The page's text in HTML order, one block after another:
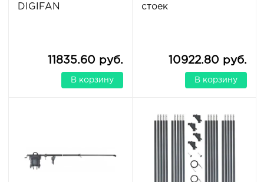
DIGIFAN
11835.60 руб.
В корзину
стоек
10922.80 руб.
В корзину